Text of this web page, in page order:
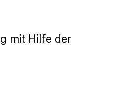
mit Hilfe der